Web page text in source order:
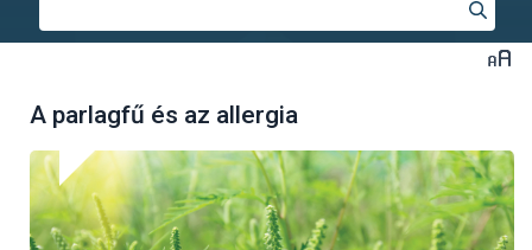
A parlagfű és az allergia